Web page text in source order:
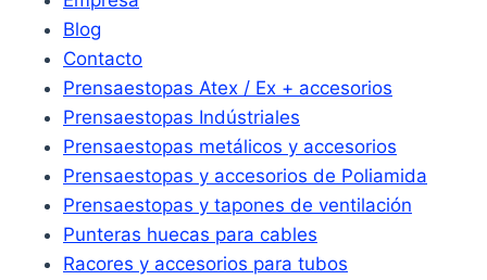
Blog
Contacto
Prensaestopas Atex / Ex + accesorios
Prensaestopas Indústriales
Prensaestopas metálicos y accesorios
Prensaestopas y accesorios de Poliamida
Prensaestopas y tapones de ventilación
Punteras huecas para cables
Racores y accesorios para tubos